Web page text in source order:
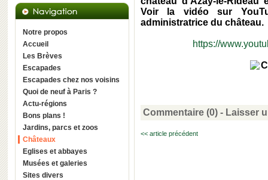
Notre propos
Accueil
Les Brèves
Escapades
Escapades chez nos voisins
Quoi de neuf à Paris ?
Actu-régions
Bons plans !
Jardins, parcs et zoos
Châteaux
Eglises et abbayes
Musées et galeries
Sites divers
Voir la vidéo sur
administratrice du château.
https://
Commentaire (0) - Laisser
<< article précédent